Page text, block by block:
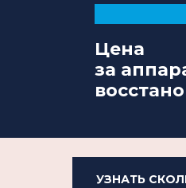
Цена
за
УЗНАТЬ